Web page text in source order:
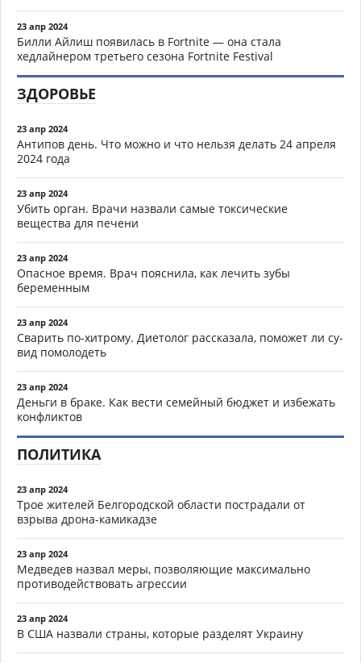
23 апр 2024
Билли Айлиш появилась в Fortnite — она стала
хедлайнером третьего сезона Fortnite Festival
ЗДОРОВЬЕ
23 апр 2024
Антипов день. Что можно и что нельзя делать 24 апреля
2024 года
23 апр 2024
Убить орган. Врачи назвали самые токсические
вещества для печени
23 апр 2024
Опасное время. Врач пояснила, как лечить зубы
беременным
23 апр 2024
Сварить по-хитрому. Диетолог рассказала, поможет ли су-
вид помолодеть
23 апр 2024
Деньги в браке. Как вести семейный бюджет и избежать
конфликтов
ПОЛИТИКА
23 апр 2024
Трое жителей Белгородской области пострадали от
взрыва дрона-камикадзе
23 апр 2024
Медведев назвал меры, позволяющие максимально
противодействовать агрессии
23 апр 2024
В США назвали страны, которые разделят Украину